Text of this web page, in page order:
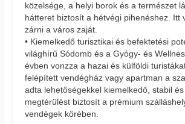
közelsége, a helyi borok és a természet
hátteret biztosít a hétvégi pihenéshez. Itt
zárni a város zaját.
• Kiemelkedő turisztikai és befektetési
világhírű Sódomb és a Gyógy- és
évben vonzza a hazai és külföldi
felépített vendégház vagy apartman a
adta lehetőségekkel kiemelkedő, stabil
megtérülést biztosít a prémium
vendégek körében.